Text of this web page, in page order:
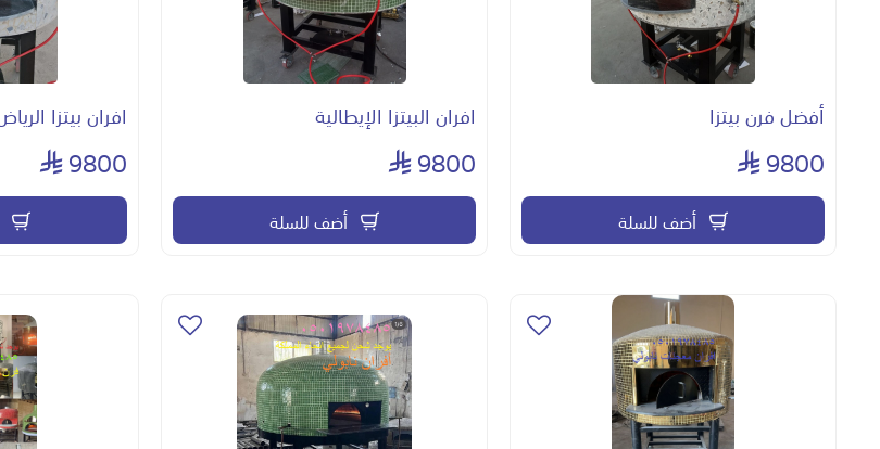
أفضل فرن بيتزا
9800
أضف للسلة
افران البيتزا الإيطالية
9800
أضف للسلة
افران بيتزا
9800